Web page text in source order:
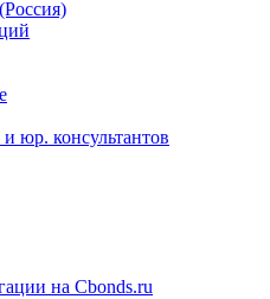
юр. консультантов
на Cbonds.ru